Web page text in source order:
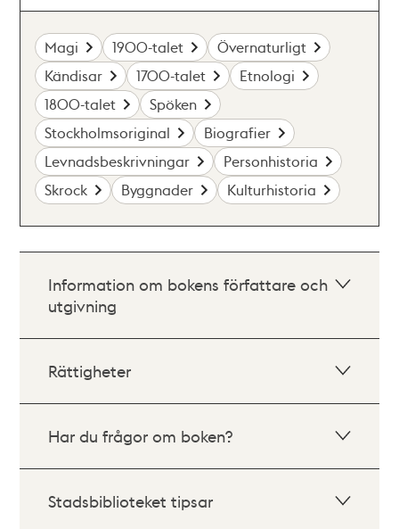
Magi 1900-talet
Övernaturligt
Kändisar
1700-talet
Etnologi
1800-talet
Spöken
Stockholmsoriginal
Biografier
Levnadsbeskrivningar
Personhistoria
Skrock
Byggnader Kulturhistoria
Information om bokens författare och
utgivning
Rättigheter
Har du frågor om boken?
Stadsbiblioteket tipsar